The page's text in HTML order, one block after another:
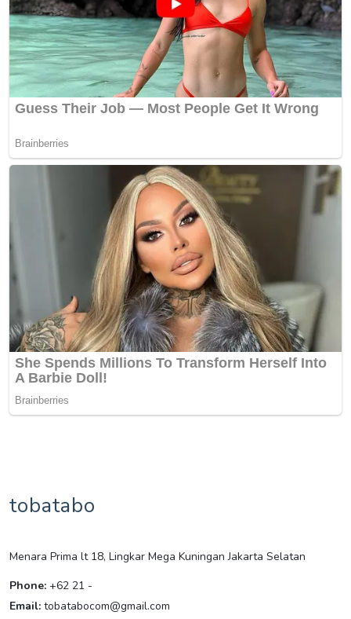
tobatabo
Menara Prima lt 18, Lingkar Mega Kuningan Jakarta Selatan
Phone: +62 21 -
Email: tobatabocom@gmail.com